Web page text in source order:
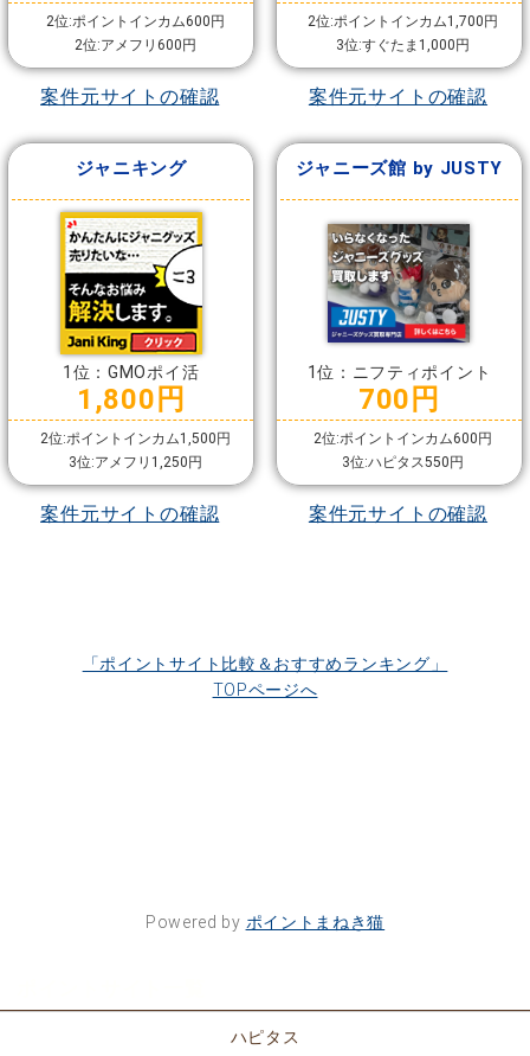
2位:ポイントインカム600円
2位:アメフリ600円
案件元サイトの確認
2位:ポイントインカム1,700円
3位:すぐたま1,000円
案件元サイトの確認
ジャニキング
1位：GMOポイ活
1,800円
2位:ポイントインカム1,500円
3位:アメフリ1,250円
案件元サイトの確認
ジャニーズ館 by JUSTY
1位：ニフティポイント
700円
2位:ポイントインカム600円
3位:ハピタス550円
案件元サイトの確認
「ポイントサイト比較＆おすすめランキング」
TOPページへ
Powered by ポイントまねき猫
ハピタス